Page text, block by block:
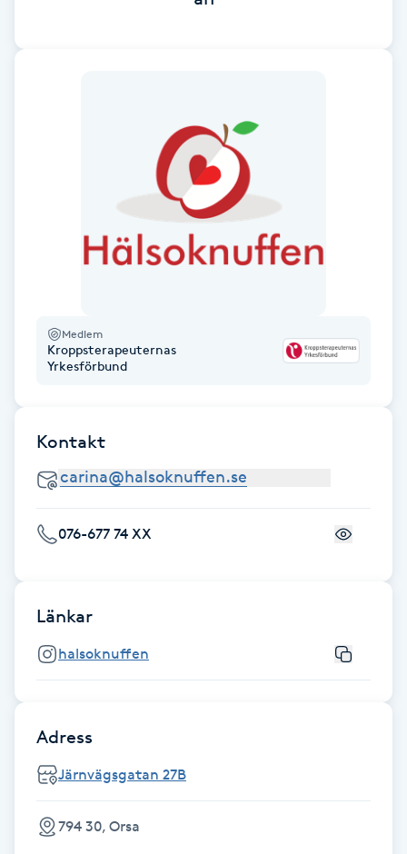
Enzympeeling
Extensions borttagning
Eyeliner-tatuering
Face framing
Faceliftmassage
Fet hårbotten
Fettreducering
Fibromassage
Fillers
Fotmassage
Fotsvamp
Medlem
Kroppsterapeuternas
Yrkesförbund
Kontakt
076-677 74 XX
Länkar
halsoknuffen
Adress
Järnvägsgatan 27B
794 30, Orsa